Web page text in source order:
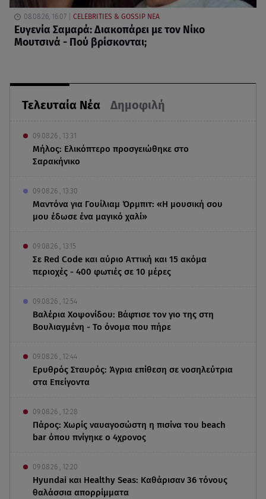
Τελευταία Νέα Δημοφιλή
09.08.26 , 13:31
Μήλος: Ελικόπτερο προσγειώθηκε στο
Σαρακήνικο
09.08.26 , 13:30
Μαντόνα για Γουίλιαμ Όρμπιτ: «Η μουσική σου
μου έδωσε ένα μαγικό χαλί»
09.08.26 , 13:15
Σε Red Code και αύριο Αττική και 15 ακόμα
περιοχές - 400 φωτιές σε 10 μέρες
09.08.26 , 12:54
Βαλέρια Χοψονίδου: Βάφτισε τον γιο της στη
Βουλιαγμένη - Το όνομα που πήρε
09.08.26 , 12:44
Ερυθρός Σταυρός: Άγρια επίθεση σε νοσηλεύτρια
στα Επείγοντα
09.08.26 , 12:28
Πάρος: Χωρίς ναυαγοσώστη η πισίνα του beach
bar όπου πνίγηκε ο 4χρονος
09.08.26 , 12:20
Hyundai και Healthy Seas: Καθάρισαν 36 τόνους
θαλάσσια απορρίμματα
08.08.26, 16:07 CELEBRITIES & GOSSIP ΝΕΑ
Ευγενία Σαμαρά: Διακοπάρει με τον Νίκο
Μουτσινά - Πού βρίσκονται;